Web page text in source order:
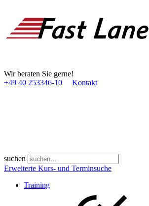
Wir beraten Sie gerne!
+49 40 253346­-10
Kontakt
suchen
Erweiterte Kurs- und Terminsuche
Training